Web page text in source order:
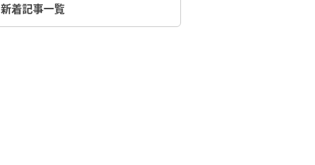
新着記事一覧